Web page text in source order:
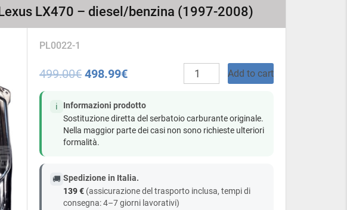
LX470 – diesel/benzina (1997-2008)
PL0022-1
499.00€ 498.99€
Serbatoio
carburante
Lexus
LX470
quantity
Add to cart
ℹ️
Informazioni prodotto
Sostituzione diretta del serbatoio carburante originale.
Nella maggior parte dei casi non sono richieste ulteriori
formalità.
🚚 Spedizione in Italia.
139 € (assicurazione del trasporto inclusa, tempi di
consegna: 4–7 giorni lavorativi)